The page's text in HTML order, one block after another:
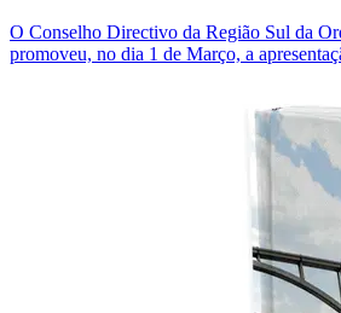
O Conselho Directivo da Região Sul da
promoveu, no dia 1 de Março, a